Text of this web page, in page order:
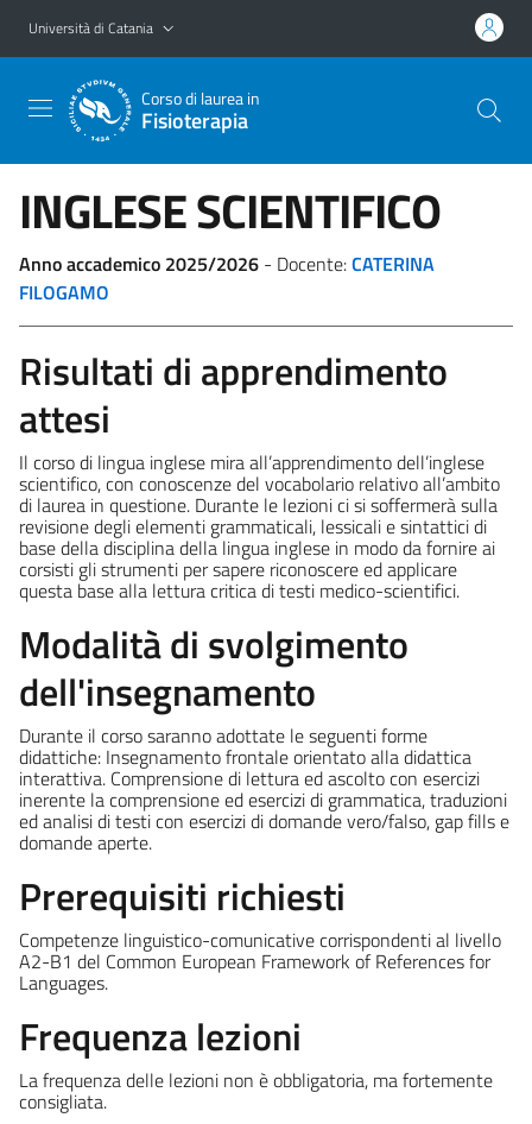
Vai al contenuto principale
Vai al menu di navigazione
Università di Catania
Corso di laurea in
Fisioterapia
INGLESE SCIENTIFICO
Anno accademico 2025/2026 - Docente:CATERINA
FILOGAMO
Risultati di apprendimento
attesi
Il corso di lingua inglese mira all’apprendimento dell’inglese
scientifico, con conoscenze del vocabolario relativo all’ambito
di laurea in questione. Durante le lezioni ci si soffermerà sulla
revisione degli elementi grammaticali, lessicali e sintattici di
base della disciplina della lingua inglese in modo da fornire ai
corsisti gli strumenti per sapere riconoscere ed applicare
questa base alla lettura critica di testi medico-scientifici.
Modalità di svolgimento
dell'insegnamento
Durante il corso saranno adottate le seguenti forme
didattiche: Insegnamento frontale orientato alla didattica
interattiva. Comprensione di lettura ed ascolto con esercizi
inerente la comprensione ed esercizi di grammatica, traduzioni
ed analisi di testi con esercizi di domande vero/falso, gap fills e
domande aperte.
Prerequisiti richiesti
Competenze linguistico-comunicative corrispondenti al livello
A2-B1 del Common European Framework of References for
Languages.
Frequenza lezioni
La frequenza delle lezioni non è obbligatoria, ma fortemente
consigliata.